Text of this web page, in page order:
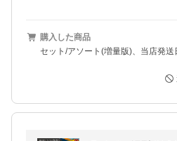
購入した商品
セット/アソート(増量版)、当店発送